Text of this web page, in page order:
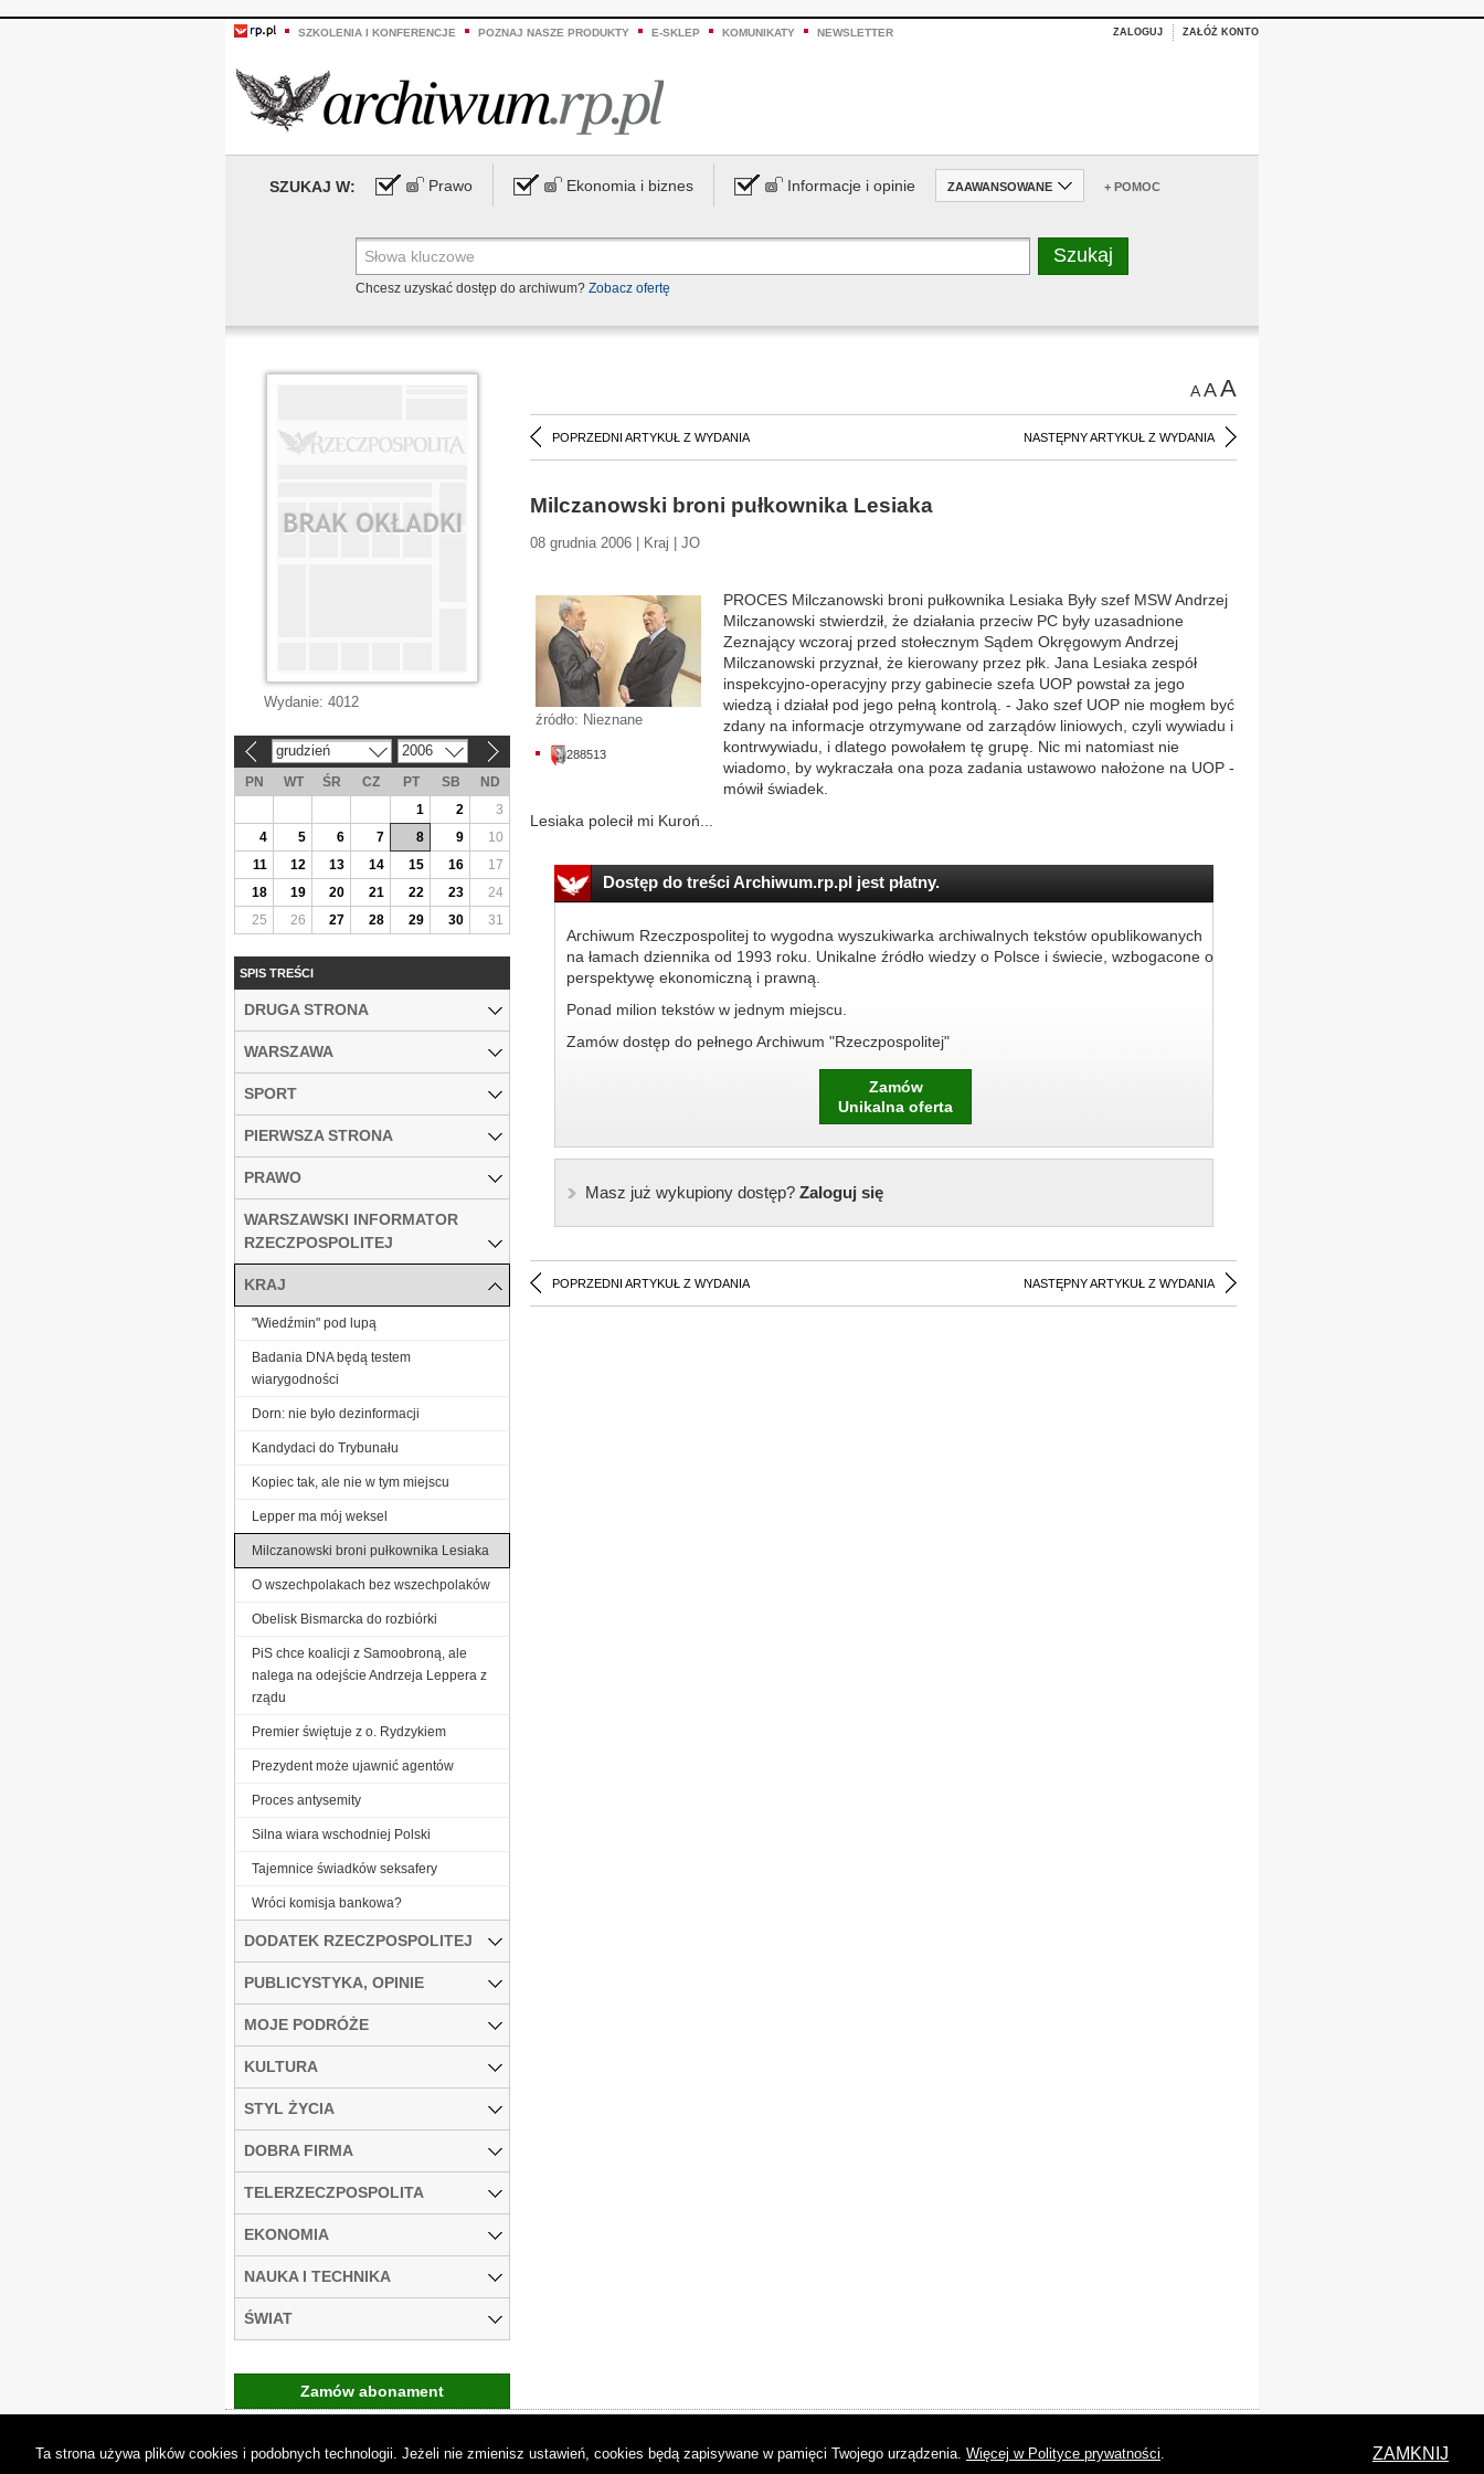
SZKOLENIA I KONFERENCJE POZNAJ NASZE PRODUKTY E-SKLEP KOMUNIKATY NEWSLETTER ZALOGUJ ZAŁÓŻ KONTO
SZUKAJ W: Prawo Ekonomia i biznes Informacje i opinie ZAAWANSOWANE + POMOC
Chcesz uzyskać dostęp do archiwum? Zobacz ofertę
AAA
POPRZEDNI ARTYKUŁ Z WYDANIA NASTĘPNY ARTYKUŁ Z WYDANIA
Milczanowski broni pułkownika Lesiaka
08 grudnia 2006 | Kraj | JO
źródło: Nieznane
288513
PROCES Milczanowski broni pułkownika Lesiaka Były szef MSW Andrzej
Milczanowski stwierdził, że działania przeciw PC były uzasadnione
Zeznający wczoraj przed stołecznym Sądem Okręgowym Andrzej
Milczanowski przyznał, że kierowany przez płk. Jana Lesiaka zespół
inspekcyjno-operacyjny przy gabinecie szefa UOP powstał za jego
wiedzą i działał pod jego pełną kontrolą. - Jako szef UOP nie mogłem być
zdany na informacje otrzymywane od zarządów liniowych, czyli wywiadu i
kontrwywiadu, i dlatego powołałem tę grupę. Nic mi natomiast nie
wiadomo, by wykraczała ona poza zadania ustawowo nałożone na UOP -
mówił świadek.
Lesiaka polecił mi Kuroń...
Dostęp do treści Archiwum.rp.pl jest płatny.
Archiwum Rzeczpospolitej to wygodna wyszukiwarka archiwalnych tekstów opublikowanych
na łamach dziennika od 1993 roku. Unikalne źródło wiedzy o Polsce i świecie, wzbogacone o
perspektywę ekonomiczną i prawną.
Ponad milion tekstów w jednym miejscu.
Zamów dostęp do pełnego Archiwum "Rzeczpospolitej"
Zamów
Unikalna oferta
Masz już wykupiony dostęp?Zaloguj się
POPRZEDNI ARTYKUŁ Z WYDANIA NASTĘPNY ARTYKUŁ Z WYDANIA
Wydanie: 4012
grudzień 2006
PN WT ŚR CZ PT SB
ND
1
2
3
4
5 6 7 8 9
10
11
12 13 14 15 16
17
18
19 20 21 22 23
24
25
26 27 28 29 30 31
SPIS TREŚCI
DRUGA STRONA
WARSZAWA
SPORT
PIERWSZA STRONA
PRAWO
WARSZAWSKI INFORMATOR
RZECZPOSPOLITEJ
KRAJ
"Wiedźmin" pod lupą
Badania DNA będą testem
wiarygodności
Dorn: nie było dezinformacji
Kandydaci do Trybunału
Kopiec tak, ale nie w tym miejscu
Lepper ma mój weksel
Milczanowski broni pułkownika Lesiaka
O wszechpolakach bez wszechpolaków
Obelisk Bismarcka do rozbiórki
PiS chce koalicji z Samoobroną, ale
nalega na odejście Andrzeja Leppera z
rządu
Premier świętuje z o. Rydzykiem
Prezydent może ujawnić agentów
Proces antysemity
Silna wiara wschodniej Polski
Tajemnice świadków seksafery
Wróci komisja bankowa?
DODATEK RZECZPOSPOLITEJ
PUBLICYSTYKA, OPINIE
MOJE PODRÓŻE
KULTURA
STYL ŻYCIA
DOBRA FIRMA
TELERZECZPOSPOLITA
EKONOMIA
NAUKA I TECHNIKA
ŚWIAT
Zamów abonament
Ta strona używa plików cookies i podobnych technologii. Jeżeli nie zmienisz ustawień, cookies będą zapisywane w pamięci Twojego urządzenia. Więcej w Polityce prywatności. ZAMKNIJ